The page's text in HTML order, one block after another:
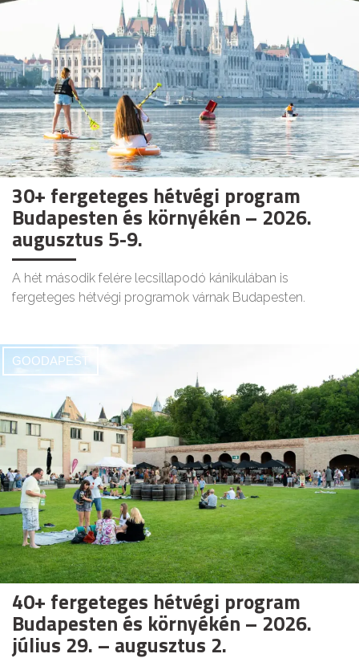
30+ fergeteges hétvégi program
Budapesten és környékén – 2026.
augusztus 5-9.
A hét második felére lecsillapodó kánikulában is
fergeteges hétvégi programok várnak Budapesten.
GOODAPEST
40+ fergeteges hétvégi program
Budapesten és környékén – 2026.
július 29. – augusztus 2.